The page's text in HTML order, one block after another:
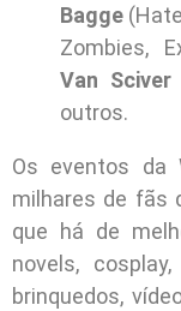
Bagge
Zombies,
Van Sciver
outros.
Os eventos da
milhares de fãs
que há de
novels,
brinquedos,